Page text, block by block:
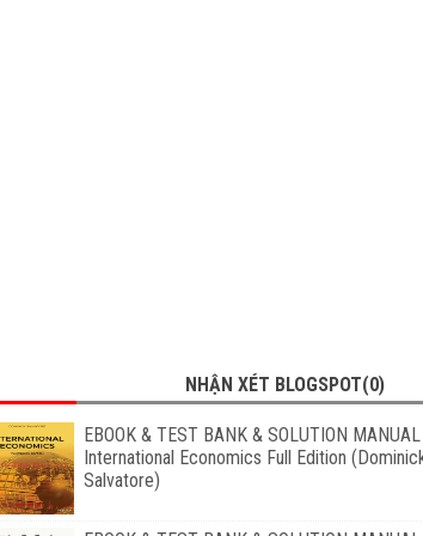
NHẬN XÉT BLOGSPOT(0)
EBOOK & TEST BANK & SOLUTION
International Economics Full Edition
Salvatore)